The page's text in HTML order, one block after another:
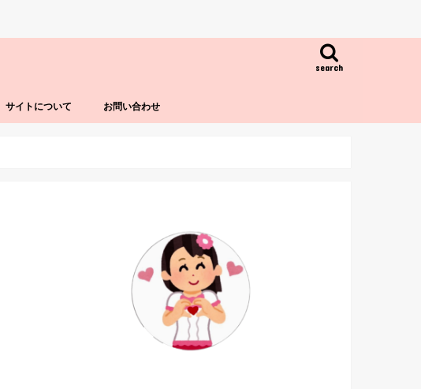
search
サイトについて お問い合わせ